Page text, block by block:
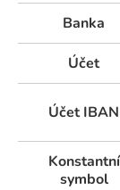
Banka
Účet
Účet IBAN
Konstantní
symbol